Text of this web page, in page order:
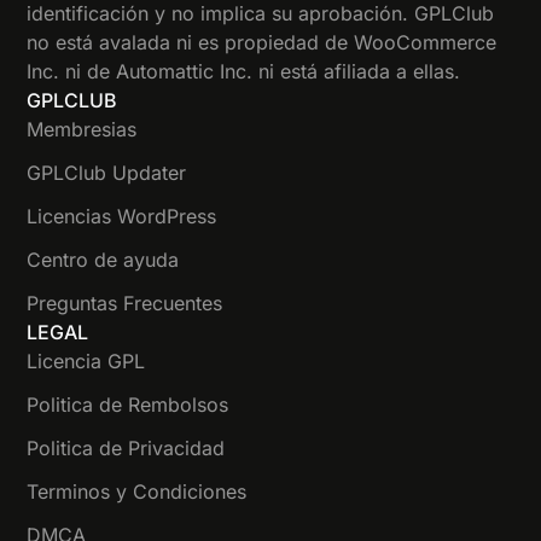
identificación y no implica su aprobación. GPLClub
no está avalada ni es propiedad de WooCommerce
Inc. ni de Automattic Inc. ni está afiliada a ellas.
GPLCLUB
Membresias
GPLClub Updater
Licencias WordPress
Centro de ayuda
Preguntas Frecuentes
LEGAL
Licencia GPL
Politica de Rembolsos
Politica de Privacidad
Terminos y Condiciones
DMCA